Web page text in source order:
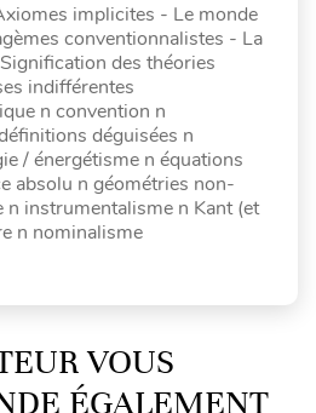
implicites - Le monde
conventionnalistes - La
des théories
indifférentes
n convention n
déguisées n
/ énergétisme n équations
absolu n géométries non-
n instrumentalisme n Kant (et
n nominalisme
VOUS
ÉGALEMENT